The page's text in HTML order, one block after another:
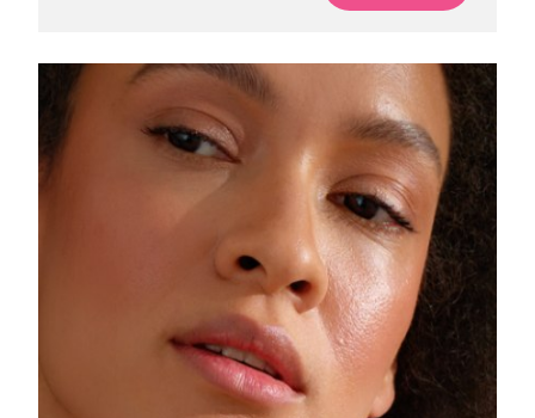
Singapur Erwartete Lieferung 8/12/26
Slowakei Erwartete Lieferung8/10/26
Erwartete Lieferung8/10/26
Erwartete Lieferung 8/18/26
Erwartete Lieferung 8/12/26
Erwartete Lieferung 8/10/26